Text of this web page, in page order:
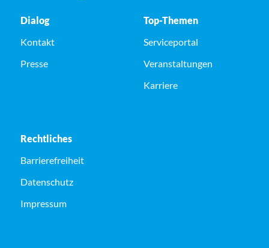
Dialog
Kontakt
Presse
Top-Themen
Serviceportal
Veranstaltungen
Karriere
Rechtliches
Barrierefreiheit
Datenschutz
Impressum